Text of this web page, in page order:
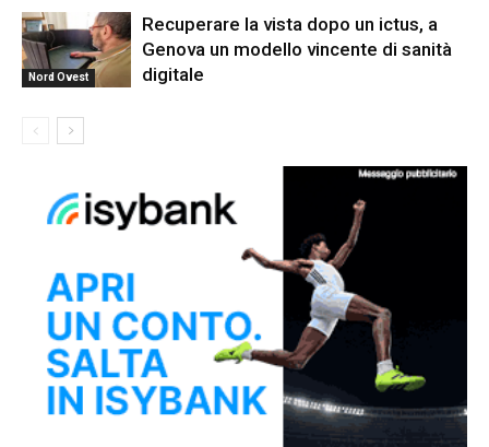
Nord Ovest
Recuperare la vista dopo un ictus, a
Genova un modello vincente di sanità
digitale